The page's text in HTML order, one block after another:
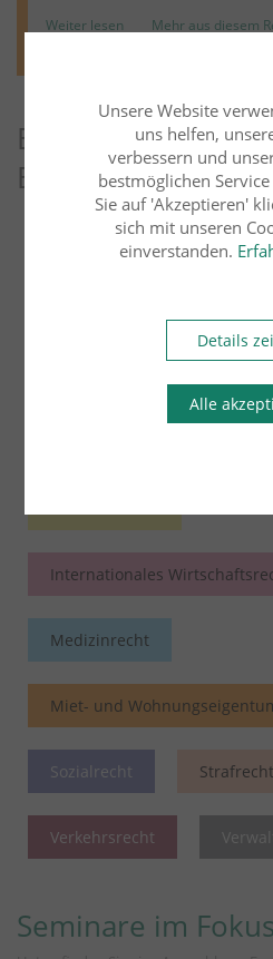
Weiter lesen Mehr aus diesem
Entdecken Sie
Beiträge
Übersicht Arbeitsrecht
Internationales
Medizinrecht
Miet- und
Sozialrecht Strafrecht
Verkehrsrecht
Seminare im Fokus
Unsere Website
uns helfen,
verbessern und
bestmöglichen
Sie auf 'Akzeptieren'
sich mit unseren
einverstanden.
Details
Alle